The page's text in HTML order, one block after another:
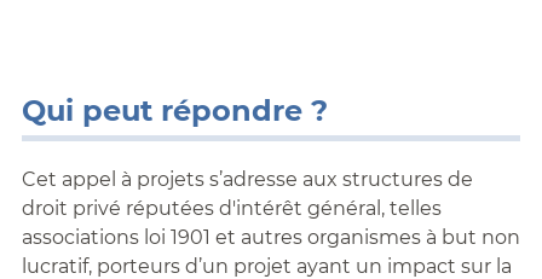
Qui peut répondre ?
Cet appel à projets s’adresse aux structures de
droit privé réputées d'intérêt général, telles
associations loi 1901 et autres organismes à but non
lucratif, porteurs d’un projet ayant un impact sur la